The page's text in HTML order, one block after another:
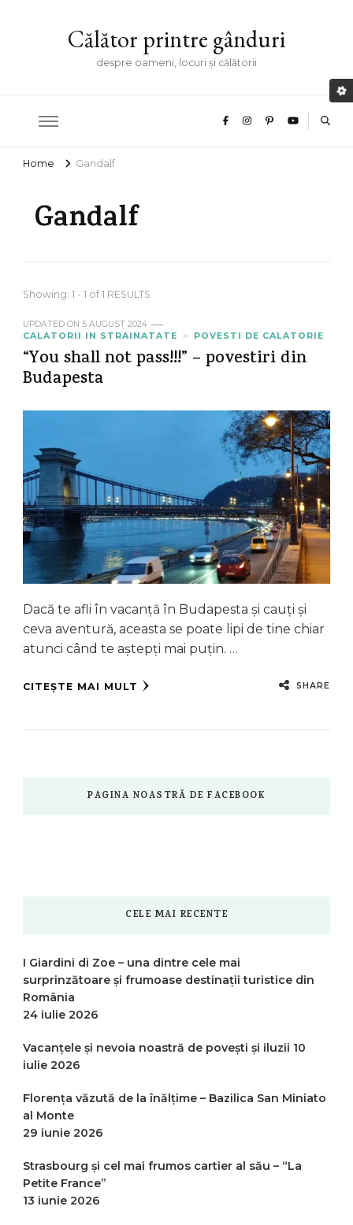
Călător printre gânduri
despre oameni, locuri și călătorii
Home Gandalf
Gandalf
Showing: 1 - 1 of 1 RESULTS
UPDATED ON 5 AUGUST 2024
CALATORII IN STRAINATATE
POVESTI DE CALATORIE
“You shall not pass!!!” – povestiri din
Budapesta
Dacă te afli în vacanță în Budapesta și cauți și
ceva aventură, aceasta se poate lipi de tine chiar
atunci când te aștepți mai puțin. …
CITEȘTE MAI MULT SHARE
PAGINA NOASTRĂ DE FACEBOOK
CELE MAI RECENTE
I Giardini di Zoe – una dintre cele mai
surprinzătoare și frumoase destinații turistice din
România
24 iulie 2026
Vacanțele și nevoia noastră de povești și iluzii 10
iulie 2026
Florența văzută de la înălțime – Bazilica San Miniato
al Monte
29 iunie 2026
Strasbourg și cel mai frumos cartier al său – “La
Petite France”
13 iunie 2026